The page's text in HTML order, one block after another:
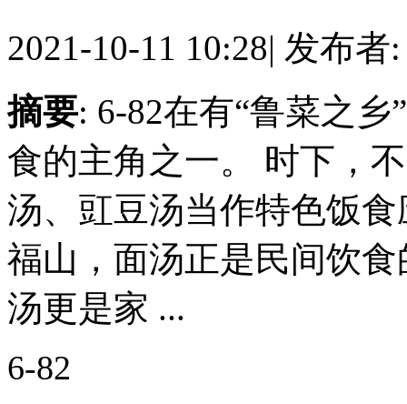
2021-10-11 10:28| 发布者
摘要: 6-82在有“鲁菜之
食的主角之一。 时下，
汤、豇豆汤当作特色饭
福山，面汤正是民间饮
汤更是家 ...
6-82